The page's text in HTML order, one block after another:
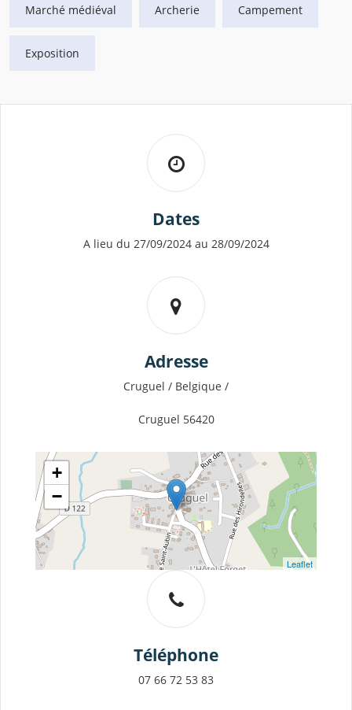
Marché médiéval Archerie Campement
Exposition
Dates
A lieu du 27/09/2024 au 28/09/2024
Adresse
Cruguel / Belgique /
Cruguel 56420
+
−
Leaflet
Téléphone
07 66 72 53 83